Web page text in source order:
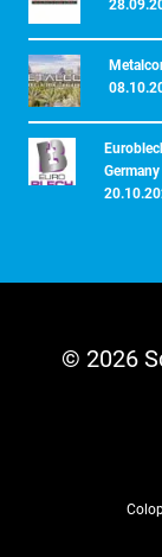
Germany
© 2026